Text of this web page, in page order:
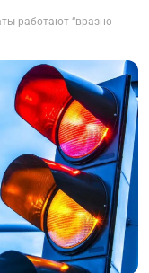
работают “вразнобой“: